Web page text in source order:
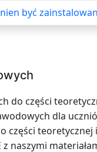
być
do części
dla
części teoretycznej
naszymi